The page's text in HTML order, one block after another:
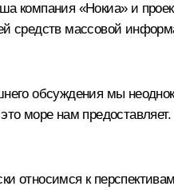
компания «Нокиа» и
средств массовой
обсуждения мы
море нам
относимся к